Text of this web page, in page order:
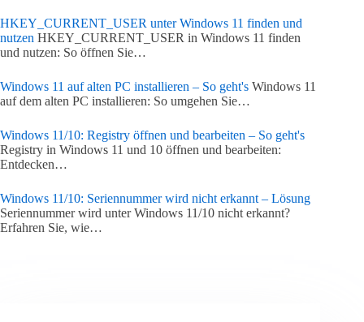
HKEY_CURRENT_USER unter Windows 11 finden und
nutzen HKEY_CURRENT_USER in Windows 11 finden
und nutzen: So öffnen Sie…
Windows 11 auf alten PC installieren – So geht's Windows 11
auf dem alten PC installieren: So umgehen Sie…
Windows 11/10: Registry öffnen und bearbeiten – So geht's
Registry in Windows 11 und 10 öffnen und bearbeiten:
Entdecken…
Windows 11/10: Seriennummer wird nicht erkannt – Lösung
Seriennummer wird unter Windows 11/10 nicht erkannt?
Erfahren Sie, wie…